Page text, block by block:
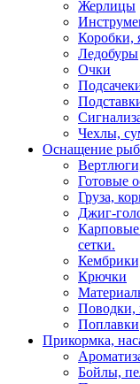
Жерлицы
Коробки,
Ледобуры
Очки
Чехлы,
Оснащение
Готовые
Груза,
Джиг-
сетки.
Крючки
Поводки,
Поплавки
Прикормка,
Бойлы,